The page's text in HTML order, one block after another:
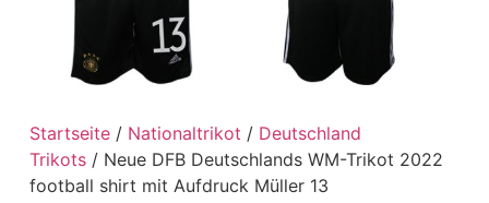
Startseite/ Nationaltrikot / Deutschland
Trikots/ Neue DFB Deutschlands WM-Trikot 2022
football shirt mit Aufdruck Müller 13